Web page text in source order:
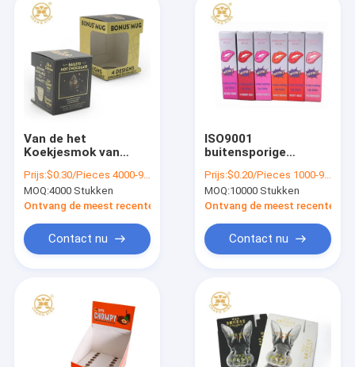
Producten
over ons
Van de het
Koekjesmok van
Ecocompensatie de
Giftdozen die die
met Venster
Cupcake in reliëf
wordt gemaakt
Prijs:$0.30/Pieces 4000-9999 Pieces
MOQ:4000 Stukken
Ontvang de meest recente Prijs
Contact nu
ISO9001
buitensporige
Lipglossvakje van de
Verpakkingsvakjes
Ingelaste Douane
Prijs:$0.20/Pieces 1000-99999 Pieces
MOQ:10000 Stukken
Ontvang de meest recente
Contact nu